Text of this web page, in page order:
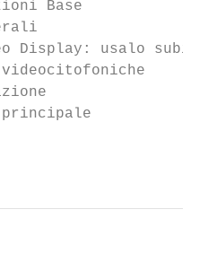
Base
Display: usalo subito!